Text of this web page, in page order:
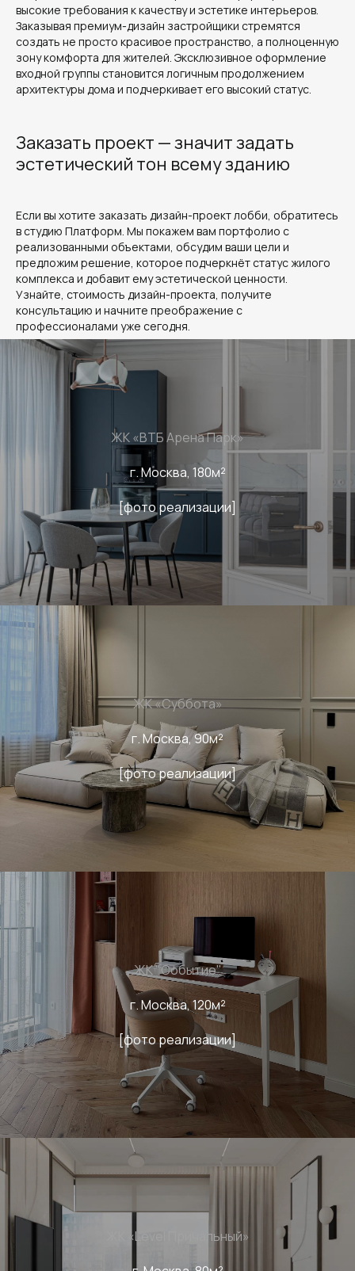
высокие требования к качеству и эстетике интерьеров.
Заказывая премиум-дизайн застройщики стремятся
создать не просто красивое пространство, а полноценную
зону комфорта для жителей. Эксклюзивное оформление
входной группы становится логичным продолжением
архитектуры дома и подчеркивает его высокий статус.
Заказать проект — значит задать
эстетический тон всему зданию
Если вы хотите заказать дизайн-проект лобби, обратитесь
в студию Платформ. Мы покажем вам портфолио с
реализованными объектами, обсудим ваши цели и
предложим решение, которое подчеркнёт статус жилого
комплекса и добавит ему эстетической ценности.
Узнайте, стоимость дизайн-проекта, получите
консультацию и начните преображение с
профессионалами уже сегодня.
ЖК «ВТБ Арена Парк»
г. Москва, 180м²
[фото реализации]
ЖК «Суббота»
г. Москва, 90м²
[фото реализации]
ЖК "Событие"
г. Москва, 120м²
[фото реализации]
ЖК «Level Причальный»